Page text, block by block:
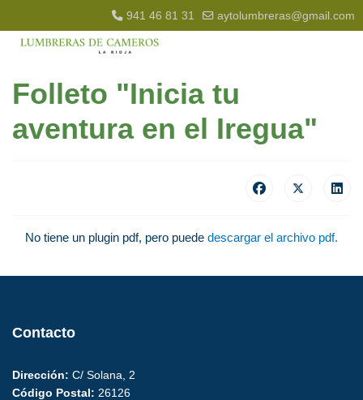
941 46 81 31 aytolumbreras@gmail.com
Folleto "Inicia tu
aventura en el Iregua"
No tiene un plugin pdf, pero puede descargar el archivo pdf.
Contacto
Dirección: C/ Solana, 2
Código Postal: 26126